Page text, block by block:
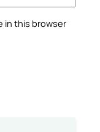
in this browser